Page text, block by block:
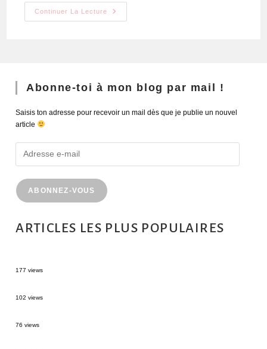
Continuer La Lecture
Abonne-toi à mon blog par mail !
Saisis ton adresse pour recevoir un mail dès que je publie un nouvel
article
ABONNEZ-VOUS
ARTICLES LES PLUS POPULAIRES
177 views
102 views
76 views